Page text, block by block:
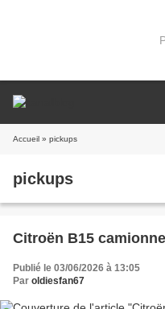
Accueil » pickups
pickups
Citroën B15
Publié le 03/06/2026 à 13:05
Par oldiesfan67